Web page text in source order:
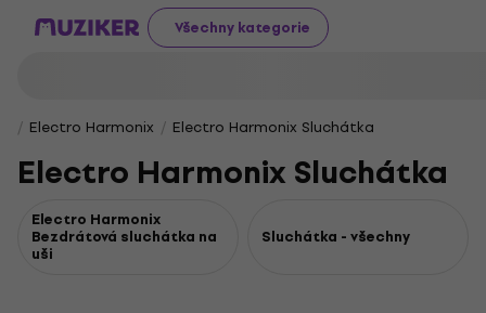
Všechny kategorie
Electro Harmonix Electro Harmonix Sluchátka
Electro Harmonix Sluchátka
Electro Harmonix
Bezdrátová sluchátka na
uši
Sluchátka - všechny